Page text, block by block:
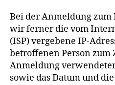
Bei der Anmeldung
wir ferner die vom
(ISP) vergebene IP-
betroffenen Person zum
Anmeldung
sowie das Datum und